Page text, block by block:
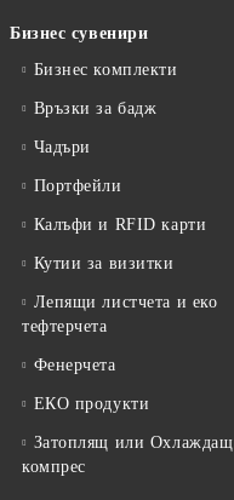
Бизнес сувенири
Бизнес комплекти
Връзки за бадж
Чадъри
Портфейли
Калъфи и RFID карти
Кутии за визитки
Лепящи листчета и еко
тефтeрчета
Фенерчета
ЕКО продукти
Затоплящ или Охлаждащ
компрес